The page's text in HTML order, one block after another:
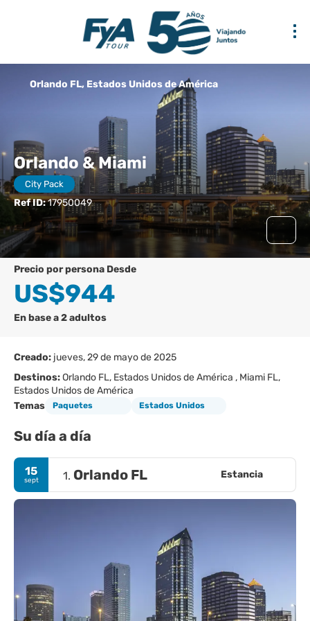
Orlando & Miami
City Pack
Ref ID:17950049
Orlando FL, Estados Unidos de América
precio por persona Desde
US$944
En base a 2 adultos
Creado: jueves, 29 de mayo de 2025
Destinos:Orlando FL, Estados Unidos de América , Miami FL,
Estados Unidos de América
Temas
Paquetes Estados Unidos
Su día a día
15
sept 1. Orlando FL Estancia